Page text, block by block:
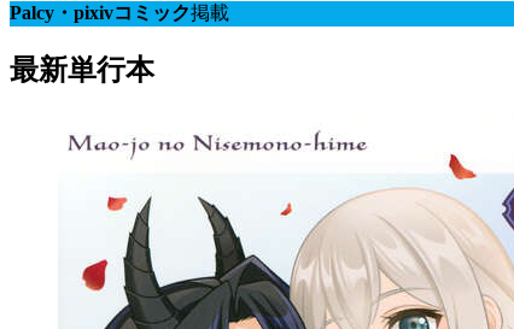
Palcy・pixivコミック掲載
最新単行本